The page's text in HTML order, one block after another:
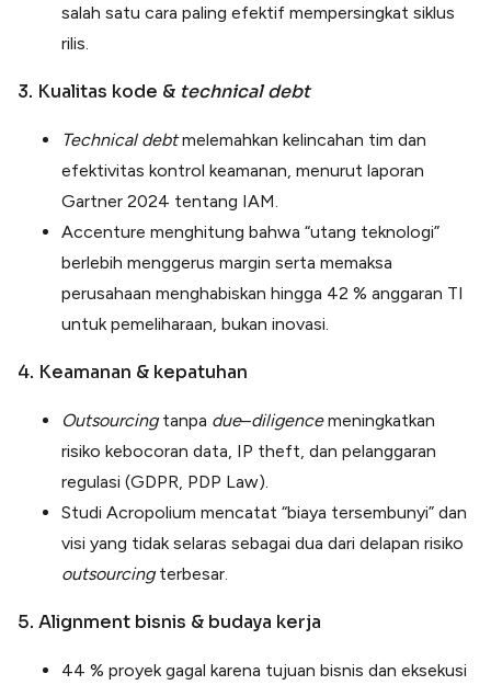
salah satu cara paling efektif mempersingkat siklus
rilis.
3. Kualitas kode & technical debt
Technical debtmelemahkan kelincahan tim dan
efektivitas kontrol keamanan, menurut laporan
Gartner 2024 tentang IAM.
Accenture menghitung bahwa “utang teknologi”
berlebih menggerus margin serta memaksa
perusahaan menghabiskan hingga 42 % anggaran TI
untuk pemeliharaan, bukan inovasi.
4. Keamanan & kepatuhan
Outsourcingtanpa due–diligencemeningkatkan
risiko kebocoran data, IP theft, dan pelanggaran
regulasi (GDPR, PDP Law).
Studi Acropolium mencatat “biaya tersembunyi” dan
visi yang tidak selaras sebagai dua dari delapan risiko
outsourcingterbesar.
5. Alignment bisnis & budaya kerja
44 % proyek gagal karena tujuan bisnis dan eksekusi